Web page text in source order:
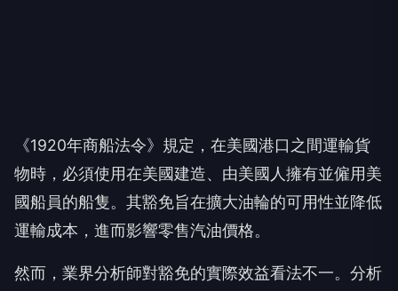
《1920年商船法令》規定，在美國港口之間運輸貨
物時，必須使用在美國建造、由美國人擁有並僱用美
國船員的船隻。其豁免旨在擴大油輪的可用性並降低
運輸成本，進而影響零售汽油價格。
然而，業界分析師對豁免的實際效益看法不一。分析